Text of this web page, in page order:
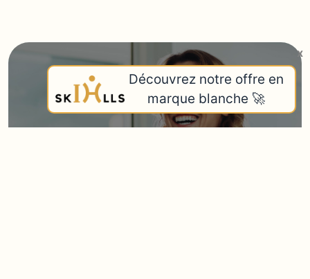
x
Découvrez notre offre en
marque blanche 🚀